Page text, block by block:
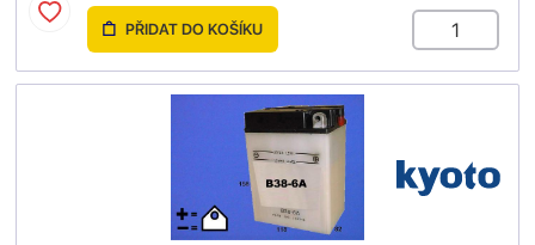
PŘIDAT DO KOŠÍKU